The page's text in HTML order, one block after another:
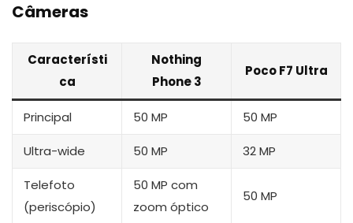
Câmeras
Característi
ca
Nothing
Phone 3
Poco F7 Ultra
Principal 50 MP 50 MP
Ultra-wide 50 MP 32 MP
Telefoto
(periscópio)
50 MP com
zoom óptico
50 MP